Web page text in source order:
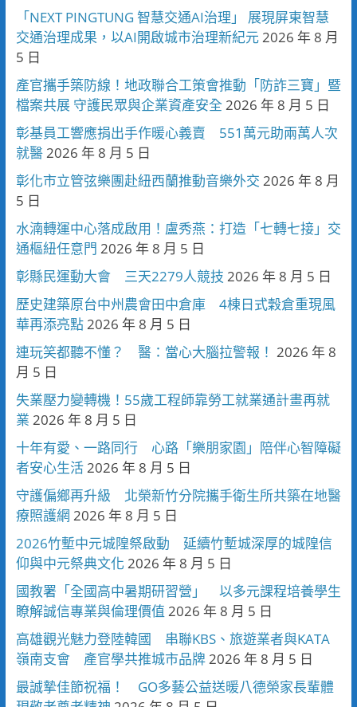
「NEXT PINGTUNG 智慧交通AI治理」 展現屏東智慧
交通治理成果，以AI開啟城市治理新紀元2026 年 8 月
5 日
產官攜手築防線！地政聯合工策會推動「防詐三寶」暨
檔案共展 守護民眾與企業資產安全 2026 年 8 月 5 日
彰基員工響應捐出手作暖心義賣 551萬元助兩萬人次
就醫2026 年 8 月 5 日
彰化市立管弦樂團赴紐西蘭推動音樂外交 2026 年 8 月
5 日
水湳轉運中心落成啟用！盧秀燕：打造「七轉七接」交
通樞紐任意門 2026 年 8 月 5 日
彰縣民運動大會 三天2279人競技 2026 年 8 月 5 日
歷史建築原台中州農會田中倉庫 4棟日式穀倉重現風
華再添亮點2026 年 8 月 5 日
連玩笑都聽不懂？ 醫：當心大腦拉警報！ 2026 年 8
月 5 日
失業壓力變轉機！55歲工程師靠勞工就業通計畫再就
業 2026 年 8 月 5 日
十年有愛、一路同行 心路「樂朋家園」陪伴心智障礙
者安心生活2026 年 8 月 5 日
守護偏鄉再升級 北榮新竹分院攜手衛生所共築在地醫
療照護網 2026 年 8 月 5 日
2026竹塹中元城隍祭啟動 延續竹塹城深厚的城隍信
仰與中元祭典文化 2026 年 8 月 5 日
國教署「全國高中暑期研習營」 以多元課程培養學生
瞭解誠信專業與倫理價值 2026 年 8 月 5 日
高雄觀光魅力登陸韓國 串聯KBS、旅遊業者與KATA
嶺南支會 產官學共推城市品牌2026 年 8 月 5 日
最誠摯佳節祝福！ GO多藝公益送暖八德榮家長輩體